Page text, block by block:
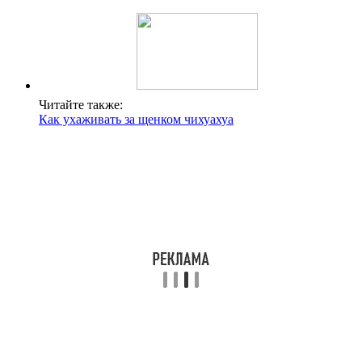
Читайте также:
Как ухаживать за щенком чихуахуа